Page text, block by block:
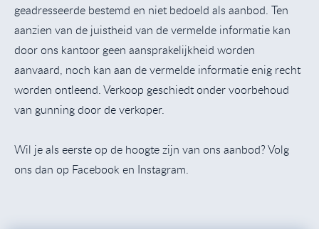
geadresseerde bestemd en niet bedoeld als aanbod. Ten
aanzien van de juistheid van de vermelde informatie kan
door ons kantoor geen aansprakelijkheid worden
aanvaard, noch kan aan de vermelde informatie enig recht
worden ontleend. Verkoop geschiedt onder voorbehoud
van gunning door de verkoper.
Wil je als eerste op de hoogte zijn van ons aanbod? Volg
ons dan op Facebook en Instagram.